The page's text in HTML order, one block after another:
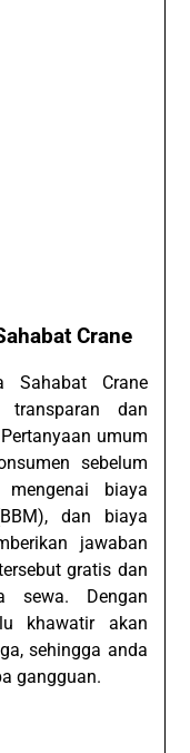
Crane
Sahabat Crane
dan
umum
sebelum
biaya
dan biaya
jawaban
gratis dan
sewa. Dengan
khawatir akan
sehingga anda
gangguan.